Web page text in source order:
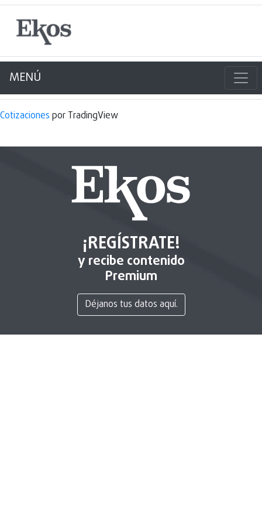
MENÚ
Cotizaciones por TradingView
¡REGÍSTRATE!
y recibe contenido
Premium
Déjanos tus datos aquí.